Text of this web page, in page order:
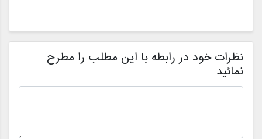
نظرات خود در رابطه با این مطلب را مطرح
نمائید